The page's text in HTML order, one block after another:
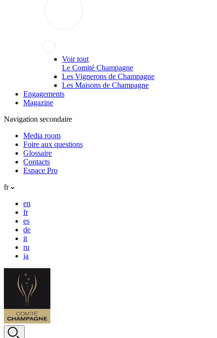
Voir tout
Le Comité Champagne
Les Vignerons de Champagne
Les Maisons de Champagne
Engagements
Magazine
Navigation secondaire
Media room
Foire aux questions
Glossaire
Contacts
Espace Pro
fr
en
fr
es
de
it
ru
ja